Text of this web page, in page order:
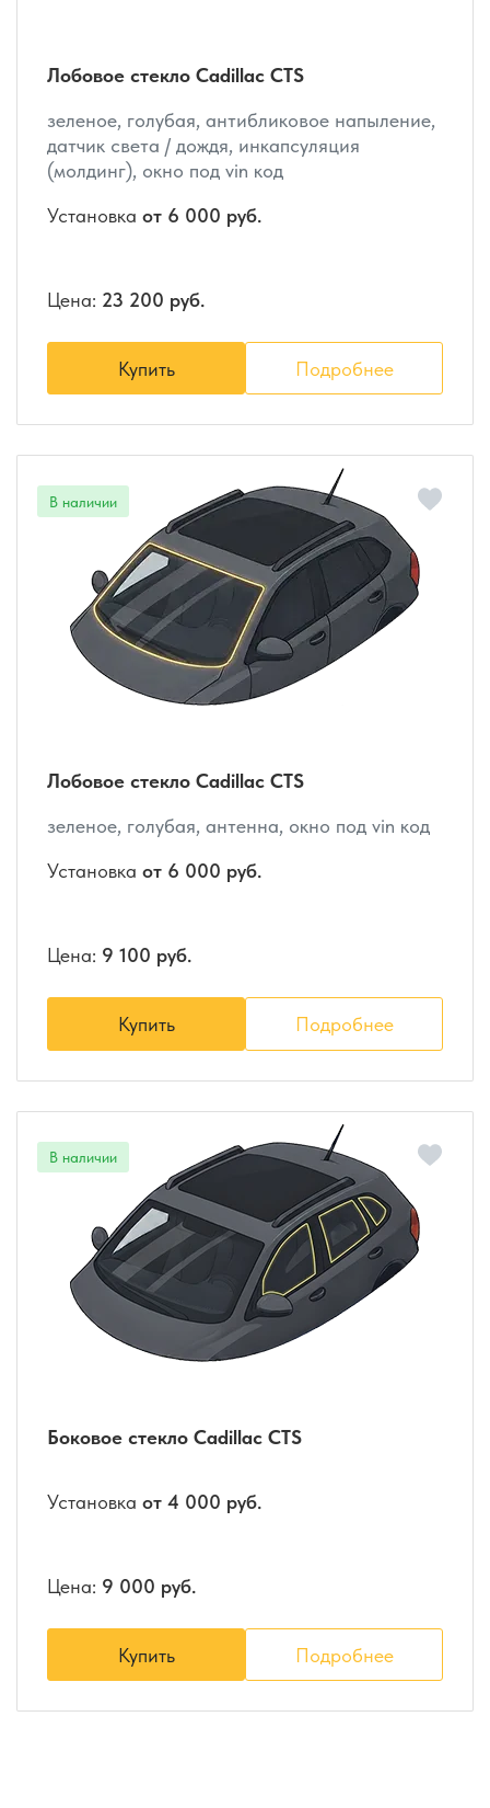
Лобовое стекло Cadillac CTS
зеленое, голубая, антибликовое напыление,
датчик света / дождя, инкапсуляция
(молдинг), окно под vin код
Установка от 6 000 руб.
Цена: 23 200 руб.
Купить Подробнее
Лобовое стекло Cadillac CTS
зеленое, голубая, антенна, окно под vin код
Установка от 6 000 руб.
Цена: 9 100 руб.
Купить Подробнее
Боковое стекло Cadillac CTS
Установка от 4 000 руб.
Цена: 9 000 руб.
Купить Подробнее